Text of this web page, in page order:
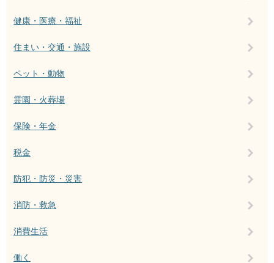
健康・医療・福祉
住まい・交通・施設
ペット・動物
霊園・火葬場
保険・年金
税金
防犯・防災・災害
消防・救急
消費生活
働く